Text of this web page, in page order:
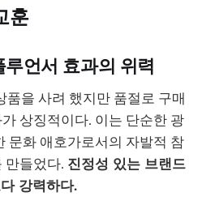
훈
언서 효과의 위력
을 사려 했지만 품절로 구매
상징적이다. 이는 단순한 광
문화 애호가로서의 자발적 참
만들었다. 진정성 있는 브랜드
강력하다.